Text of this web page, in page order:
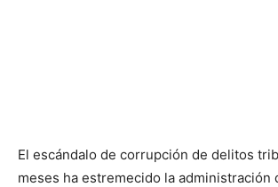
El escándalo de corrupción de delitos
meses ha estremecido la administración